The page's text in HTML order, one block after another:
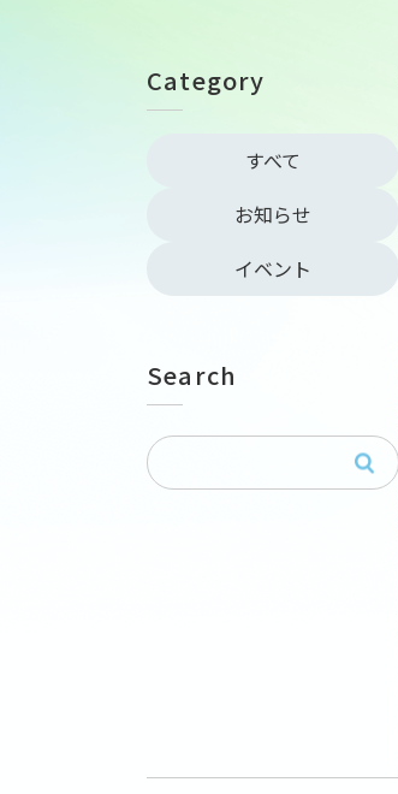
Category
すべて
お知らせ
イベント
Search